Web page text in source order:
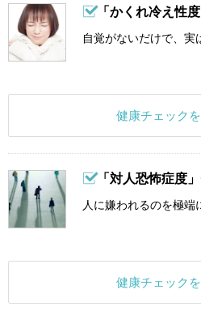
「かくれ冷え性
自覚がないだけで、実
健康チェック
「対人恐怖症度
人に嫌われるのを極端
健康チェック